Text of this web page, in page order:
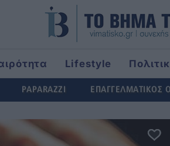
Lifestyle
PAPARAZZI ΕΠΑΓΓΕΛΜΑΤΙΚΟΣ